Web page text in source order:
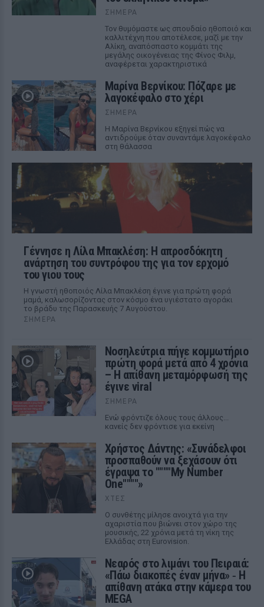
ΣΉΜΕΡΑ
Τον θυμόμαστε ως σπουδαίο ηθοποιό και
καλλιτέχνη που αποτέλεσε, μαζί με την
Αλίκη, αναπόσπαστο κομμάτι της
μεγάλης οικογένειας της Φίνος Φιλμ,
αναφέρεται χαρακτηριστικά
Μαρίνα Βερνίκου: Πόζαρε με
λαγοκέφαλο στο χέρι
ΣΉΜΕΡΑ
Η Μαρίνα Βερνίκου εξηγεί πώς να
αντιδρούμε όταν συναντάμε λαγοκέφαλο
στη θάλασσα
Γέννησε η Λίλα Μπακλέση: Η απροσδόκητη
ανάρτηση του συντρόφου της για τον ερχομό
του γιου τους
Η γνωστή ηθοποιός Λίλα Μπακλέση έγινε για πρώτη φορά
μαμά, καλωσορίζοντας στον κόσμο ένα υγιέστατο αγοράκι
το βράδυ της Παρασκευής 7 Αυγούστου.
ΣΉΜΕΡΑ
Νοσηλεύτρια πήγε κομμωτήριο
πρώτη φορά μετά από 4 χρόνια
– Η απίθανη μεταμόρφωσή της
έγινε viral
ΣΉΜΕΡΑ
Ενώ φρόντιζε όλους τους άλλους...
κανείς δεν φρόντισε για εκείνη
Χρήστος Δάντης: «Συνάδελφοι
προσπαθούν να ξεχάσουν ότι
έγραψα το """"My Number
One""""»
ΧΤΕΣ
Ο συνθέτης μίλησε ανοιχτά για την
αχαριστία που βιώνει στον χώρο της
μουσικής, 22 χρόνια μετά τη νίκη της
Ελλάδας στη Eurovision.
Νεαρός στο λιμάνι του Πειραιά:
«Πάω διακοπές έναν μήνα» ‑ Η
απίθανη ατάκα στην κάμερα του
MEGA